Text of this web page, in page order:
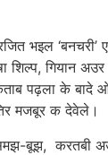
‘बनचरी’
गियान
पढ़ला के
मजबूर क देवेले।
करतबी अउर